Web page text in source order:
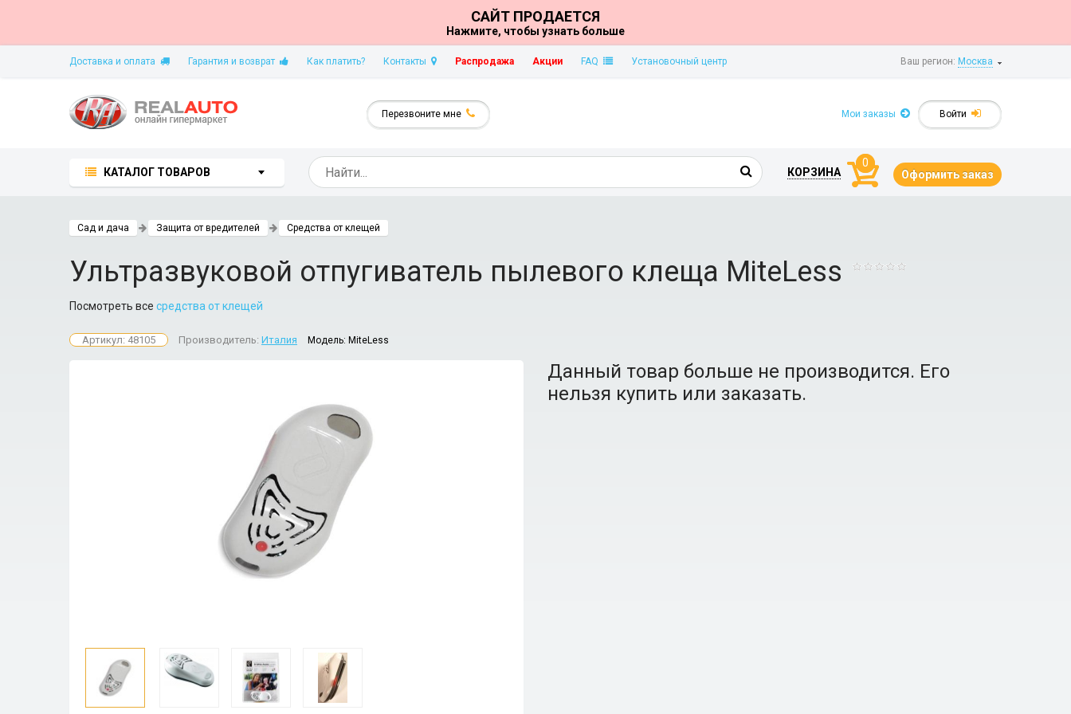
САЙТ ПРОДАЕТСЯ
Нажмите, чтобы узнать больше
Ваш регион: Москва
Доставка и оплата Гарантия и возврат Как платить? Контакты Распродажа Акции FAQ Установочный центр
Перезвоните мне Войти
Мои заказы
КАТАЛОГ ТОВАРОВ КОРЗИНА
0
Оформить заказ
Сад и дача Защита от вредителей Средства от клещей
Ультразвуковой отпугиватель пылевого клеща MiteLess
Посмотреть все средства от клещей
Артикул: 48105 Производитель: Италия Модель: MiteLess
Данный товар больше не производится. Его
нельзя купить или заказать.